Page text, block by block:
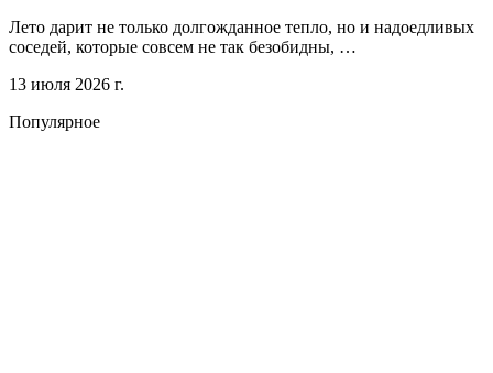
Лето дарит не только долгожданное тепло, но и надоедливых
соседей, которые совсем не так безобидны, …
13 июля 2026 г.
Популярное